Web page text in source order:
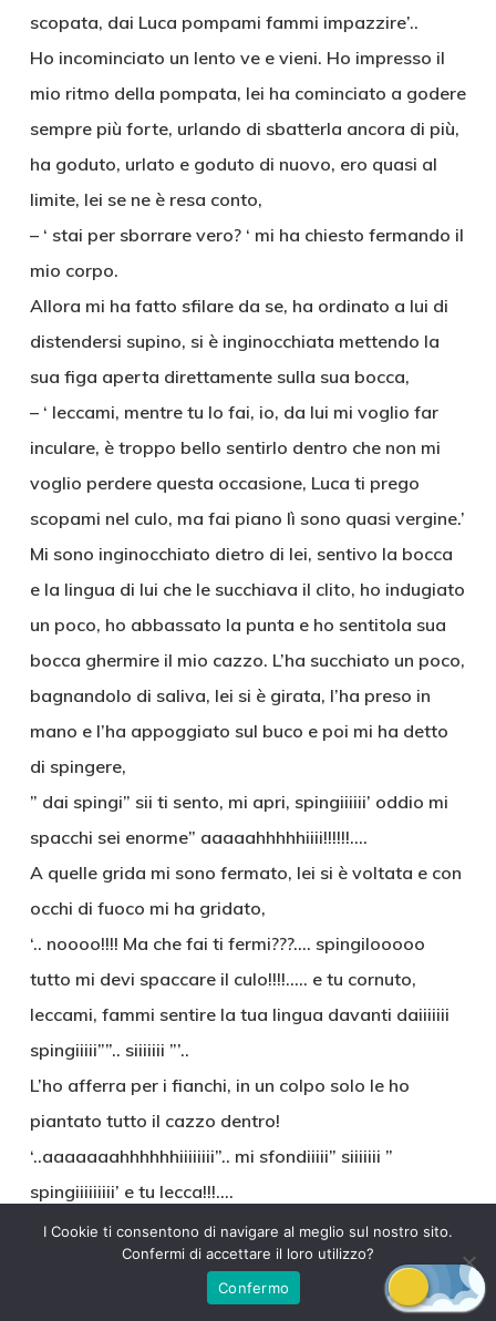
scopata, dai Luca pompami fammi impazzire’..
Ho incominciato un lento ve e vieni. Ho impresso il
mio ritmo della pompata, lei ha cominciato a godere
sempre più forte, urlando di sbatterla ancora di più,
ha goduto, urlato e goduto di nuovo, ero quasi al
limite, lei se ne è resa conto,
– ‘ stai per sborrare vero? ‘ mi ha chiesto fermando il
mio corpo.
Allora mi ha fatto sfilare da se, ha ordinato a lui di
distendersi supino, si è inginocchiata mettendo la
sua figa aperta direttamente sulla sua bocca,
– ‘ leccami, mentre tu lo fai, io, da lui mi voglio far
inculare, è troppo bello sentirlo dentro che non mi
voglio perdere questa occasione, Luca ti prego
scopami nel culo, ma fai piano lì sono quasi vergine.’
Mi sono inginocchiato dietro di lei, sentivo la bocca
e la lingua di lui che le succhiava il clito, ho indugiato
un poco, ho abbassato la punta e ho sentitola sua
bocca ghermire il mio cazzo. L’ha succhiato un poco,
bagnandolo di saliva, lei si è girata, l’ha preso in
mano e l’ha appoggiato sul buco e poi mi ha detto
di spingere,
” dai spingi” sii ti sento, mi apri, spingiiiiii’ oddio mi
spacchi sei enorme” aaaaahhhhhiiii!!!!!!….
A quelle grida mi sono fermato, lei si è voltata e con
occhi di fuoco mi ha gridato,
‘.. noooo!!!! Ma che fai ti fermi???…. spingilooooo
tutto mi devi spaccare il culo!!!!….. e tu cornuto,
leccami, fammi sentire la tua lingua davanti daiiiiiii
spingiiiii””.. siiiiiii ”’..
L’ho afferra per i fianchi, in un colpo solo le ho
piantato tutto il cazzo dentro!
‘..aaaaaaahhhhhhiiiiiiii”.. mi sfondiiiii” siiiiiii ”
spingiiiiiiiii’ e tu lecca!!!….
Ho incominciato a pomparla senza più nessun
riguardo, ha cominciato a godere, lui le sconvolgeva
la figa a colpi di lingua.
I Cookie ti consentono di navigare al meglio sul nostro sito.
Confermi di accettare il loro utilizzo?
Confermo